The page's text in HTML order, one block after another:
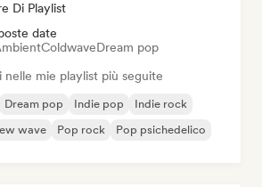
Di Playlist
date
ColdwaveDream pop
mie playlist più seguite
Dream pop Indie pop
Indie rock
wave Pop rock Pop psichedelico